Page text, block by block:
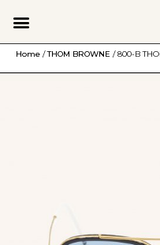
Home /THOM BROWNE / 800-B